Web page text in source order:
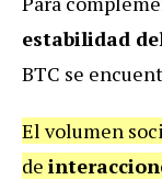
estabilidad
BTC se
El volumen
de